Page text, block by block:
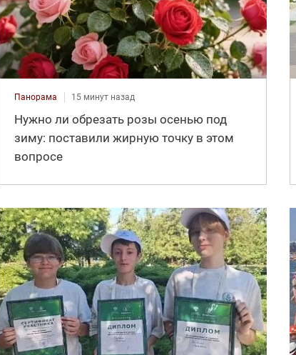
Панорама 15 минут назад
Нужно ли обрезать розы осенью под
зиму: поставили жирную точку в этом
вопросе